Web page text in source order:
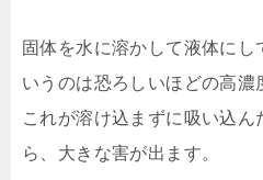
固体を水に溶かして液体にし
いうのは恐ろしいほどの高濃
これが溶け込まずに吸い込ん
ら、大きな害が出ます。